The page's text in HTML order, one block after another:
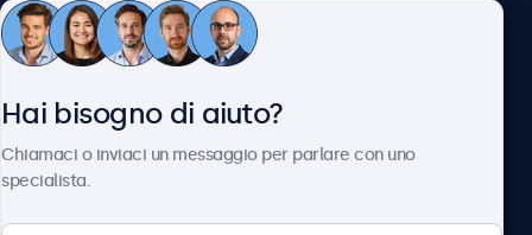
Servizio Clienti
Hai bisogno di aiuto?
Chiamaci o inviaci un messaggio per parlare con uno
specialista.